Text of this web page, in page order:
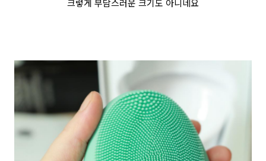
크렇게 부담스러운 크기도 아니네요